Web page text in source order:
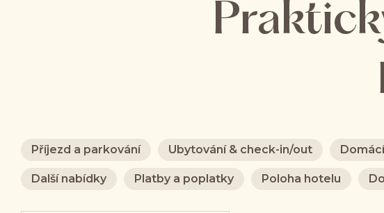
Příjezd a parkování Ubytování & check-in/out
Další nabídky Platby a poplatky Poloha hotelu